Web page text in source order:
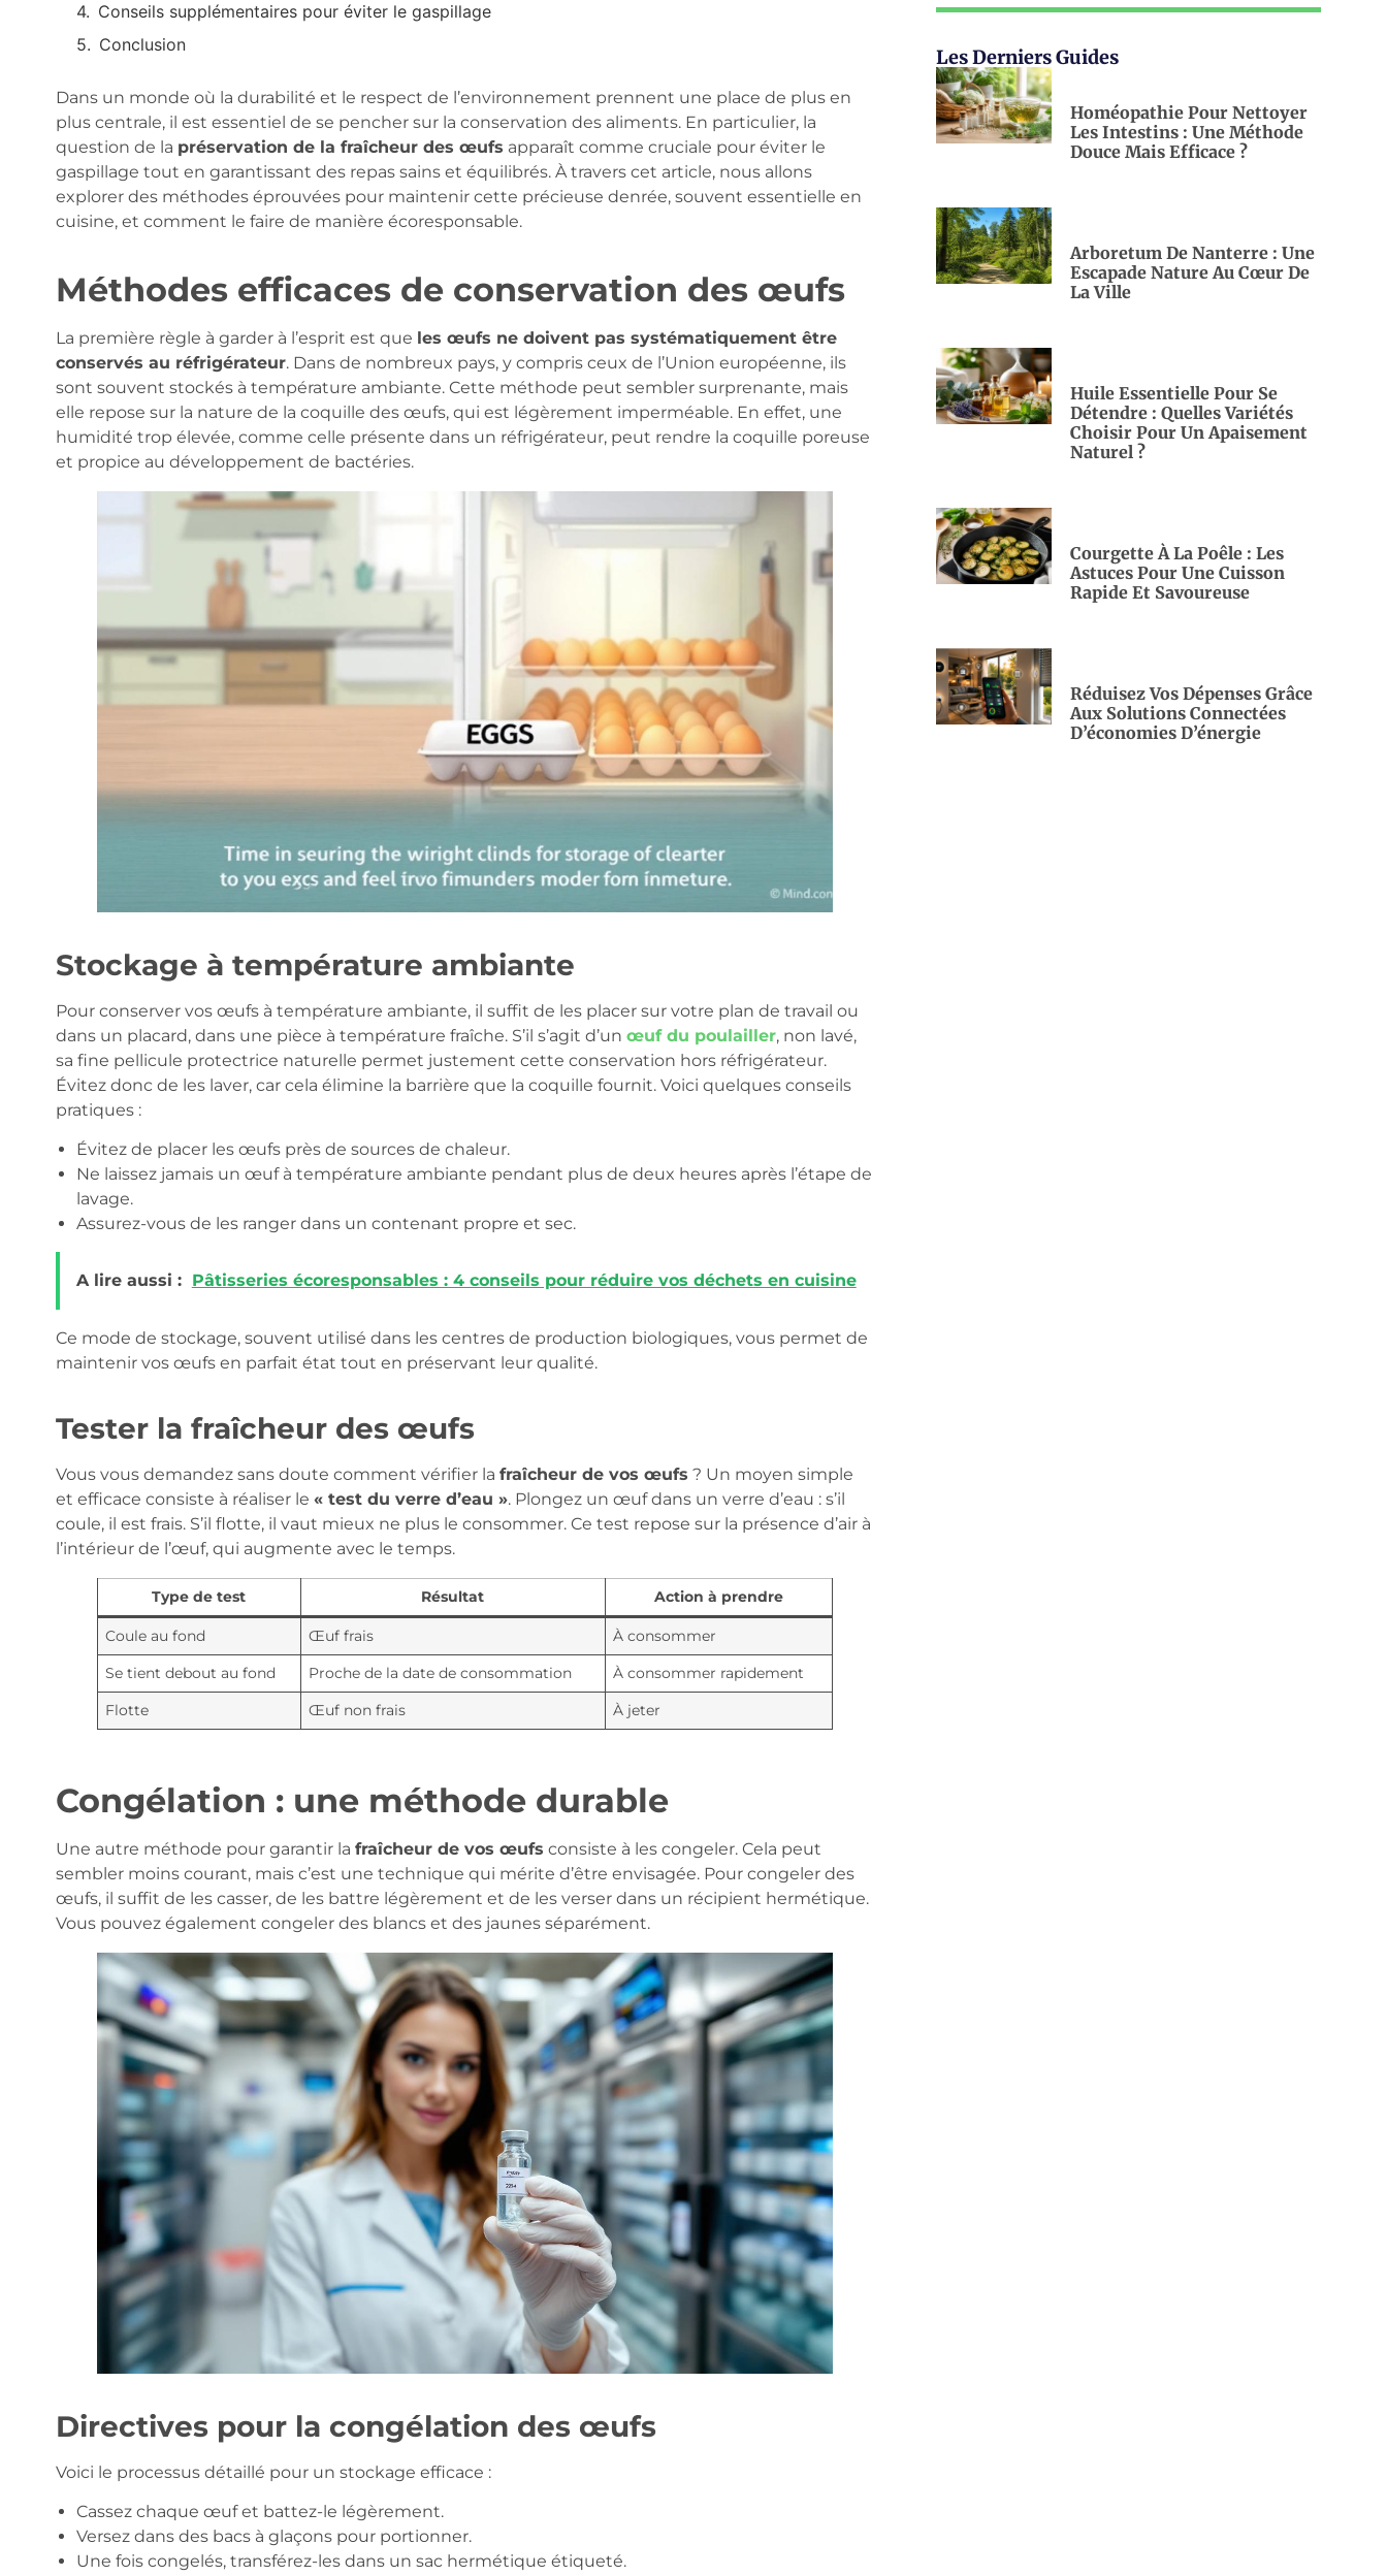
Conseils supplémentaires pour éviter le gaspillage
Conclusion
Dans un monde où la durabilité et le respect de l’environnement prennent une place de plus en
plus centrale, il est essentiel de se pencher sur la conservation des aliments. En particulier, la
question de la préservation de la fraîcheur des œufs apparaît comme cruciale pour éviter le
gaspillage tout en garantissant des repas sains et équilibrés. À travers cet article, nous allons
explorer des méthodes éprouvées pour maintenir cette précieuse denrée, souvent essentielle en
cuisine, et comment le faire de manière écoresponsable.
Méthodes efficaces de conservation des œufs
La première règle à garder à l’esprit est que les œufs ne doivent pas systématiquement être
conservés au réfrigérateur. Dans de nombreux pays, y compris ceux de l’Union européenne, ils
sont souvent stockés à température ambiante. Cette méthode peut sembler surprenante, mais
elle repose sur la nature de la coquille des œufs, qui est légèrement imperméable. En effet, une
humidité trop élevée, comme celle présente dans un réfrigérateur, peut rendre la coquille poreuse
et propice au développement de bactéries.
Stockage à température ambiante
Pour conserver vos œufs à température ambiante, il suffit de les placer sur votre plan de travail ou
dans un placard, dans une pièce à température fraîche. S’il s’agit d’un œuf du poulailler, non lavé,
sa fine pellicule protectrice naturelle permet justement cette conservation hors réfrigérateur.
Évitez donc de les laver, car cela élimine la barrière que la coquille fournit. Voici quelques conseils
pratiques :
Évitez de placer les œufs près de sources de chaleur.
Ne laissez jamais un œuf à température ambiante pendant plus de deux heures après l’étape de
lavage.
Assurez-vous de les ranger dans un contenant propre et sec.
A lire aussi : Pâtisseries écoresponsables : 4 conseils pour réduire vos déchets en cuisine
Ce mode de stockage, souvent utilisé dans les centres de production biologiques, vous permet de
maintenir vos œufs en parfait état tout en préservant leur qualité.
Tester la fraîcheur des œufs
Vous vous demandez sans doute comment vérifier la fraîcheur de vos œufs ? Un moyen simple
et efficace consiste à réaliser le « test du verre d’eau ». Plongez un œuf dans un verre d’eau : s’il
coule, il est frais. S’il flotte, il vaut mieux ne plus le consommer. Ce test repose sur la présence d’air à
l’intérieur de l’œuf, qui augmente avec le temps.
Type de test Résultat Action à prendre
Coule au fond Œuf frais
À consommer
Se tient debout au fond
Proche de la date de consommation
À consommer rapidement
Flotte
Œuf non frais À jeter
Congélation : une méthode durable
Une autre méthode pour garantir la fraîcheur de vos œufs consiste à les congeler. Cela peut
sembler moins courant, mais c’est une technique qui mérite d’être envisagée. Pour congeler des
œufs, il suffit de les casser, de les battre légèrement et de les verser dans un récipient hermétique.
Vous pouvez également congeler des blancs et des jaunes séparément.
Directives pour la congélation des œufs
Voici le processus détaillé pour un stockage efficace :
Cassez chaque œuf et battez-le légèrement.
Versez dans des bacs à glaçons pour portionner.
Une fois congelés, transférez-les dans un sac hermétique étiqueté.
Les Derniers Guides
Homéopathie Pour Nettoyer
Les Intestins : Une Méthode
Douce Mais Efficace ?
Arboretum De Nanterre : Une
Escapade Nature Au Cœur De
La Ville
Huile Essentielle Pour Se
Détendre : Quelles Variétés
Choisir Pour Un Apaisement
Naturel ?
Courgette À La Poêle : Les
Astuces Pour Une Cuisson
Rapide Et Savoureuse
Réduisez Vos Dépenses Grâce
Aux Solutions Connectées
D’économies D’énergie